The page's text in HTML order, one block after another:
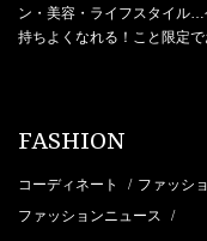
ン・美容・ライフスタイル
持ちよくなれる！こと限定で
FASHION
コーディネート / ファッシ
ファッションニュース /